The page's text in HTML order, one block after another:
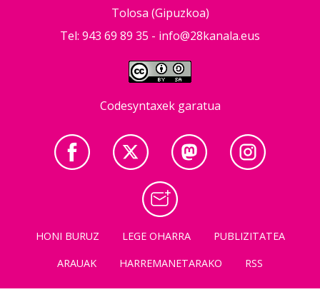
Tolosa (Gipuzkoa)
Tel: 943 69 89 35 - info@28kanala.eus
Codesyntaxek garatua
HONI BURUZ LEGE OHARRA
PUBLIZITATEA
ARAUAK
HARREMANETARAKO RSS